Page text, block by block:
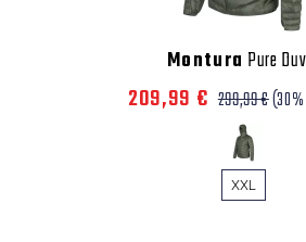
Montura Pure
209,99 € 299,99 €
XXL